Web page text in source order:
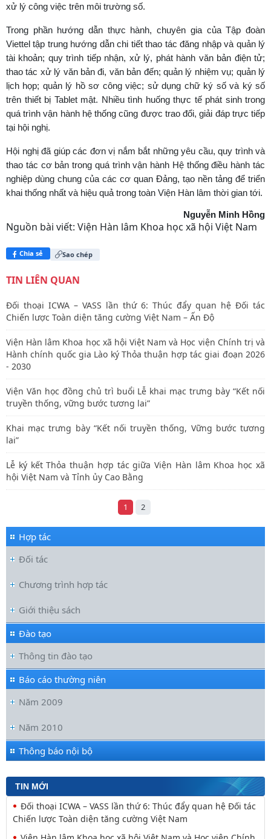
xử lý công việc trên môi trường số.
Trong phần hướng dẫn thực hành, chuyên gia của Tập đoàn
Viettel tập trung hướng dẫn chi tiết thao tác đăng nhập và quản lý
tài khoản; quy trình tiếp nhận, xử lý, phát hành văn bản điện tử;
thao tác xử lý văn bản đi, văn bản đến; quản lý nhiệm vụ; quản lý
lịch họp; quản lý hồ sơ công việc; sử dụng chữ ký số và ký số
trên thiết bị Tablet mật. Nhiều tình huống thực tế phát sinh trong
quá trình vận hành hệ thống cũng được trao đổi, giải đáp trực tiếp
tại hội nghị.
Hội nghị đã giúp các đơn vị nắm bắt những yêu cầu, quy trình và
thao tác cơ bản trong quá trình vận hành Hệ thống điều hành tác
nghiệp dùng chung của các cơ quan Đảng, tạo nền tảng để triển
khai thống nhất và hiệu quả trong toàn Viện Hàn lâm thời gian tới.
Nguyễn Minh Hồng
Nguồn bài viết: Viện Hàn lâm Khoa học xã hội Việt Nam
Chia sẻ Sao chép
TIN LIÊN QUAN
Đối thoại ICWA – VASS lần thứ 6: Thúc đẩy quan hệ Đối tác
Chiến lược Toàn diện tăng cường Việt Nam – Ấn Độ
Viện Hàn lâm Khoa học xã hội Việt Nam và Học viện Chính trị và
Hành chính quốc gia Lào ký Thỏa thuận hợp tác giai đoạn 2026
- 2030
Viện Văn học đồng chủ trì buổi Lễ khai mạc trưng bày “Kết nối
truyền thống, vững bước tương lai”
Khai mạc trưng bày “Kết nối truyền thống, Vững bước tương
lai”
Lễ ký kết Thỏa thuận hợp tác giữa Viện Hàn lâm Khoa học xã
hội Việt Nam và Tỉnh ủy Cao Bằng
1 2
Hợp tác
Đối tác
Chương trình hợp tác
Giới thiệu sách
Đào tạo
Thông tin đào tạo
Báo cáo thường niên
Năm 2009
Năm 2010
Thông báo nội bộ
TIN MỚI
Đối thoại ICWA – VASS lần thứ 6: Thúc đẩy quan hệ Đối tác
Chiến lược Toàn diện tăng cường Việt Nam